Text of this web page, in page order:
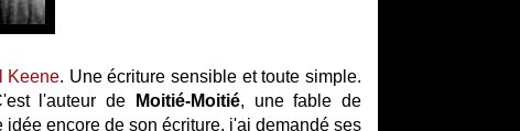
Keene. Une écriture sensible et toute simple.
l'auteur de
Moitié-Moitié, une fable de
encore de son écriture, j'ai demandé ses